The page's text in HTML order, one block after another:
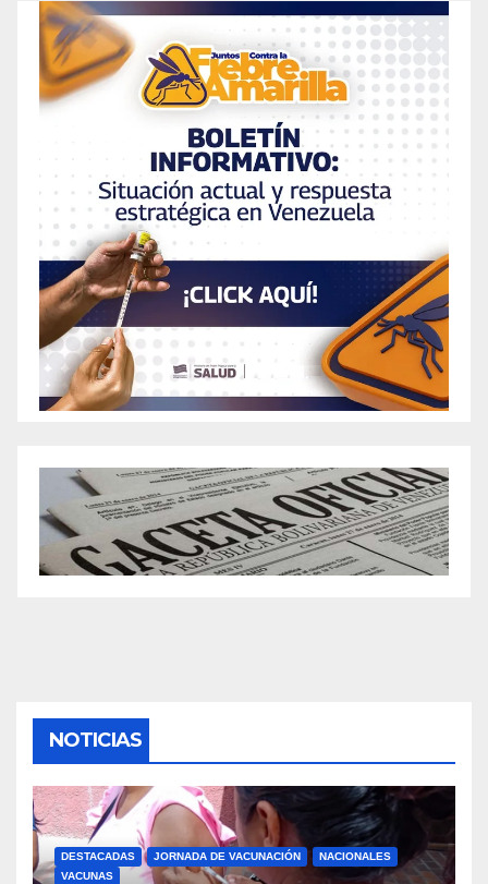
NOTICIAS
DESTACADAS JORNADA DE VACUNACIÓN
NACIONALES
VACUNAS